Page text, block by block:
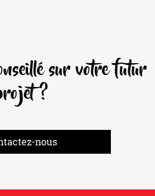
sur votre futur
?
nous